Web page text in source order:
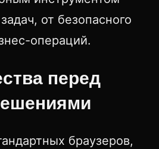
от безопасного
операций.
перед
браузеров,